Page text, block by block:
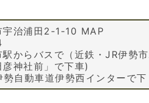
宇治浦田2-1-10 MAP
からバスで（近鉄・JR伊勢
神社前」で下車)
自動車道伊勢西インターで